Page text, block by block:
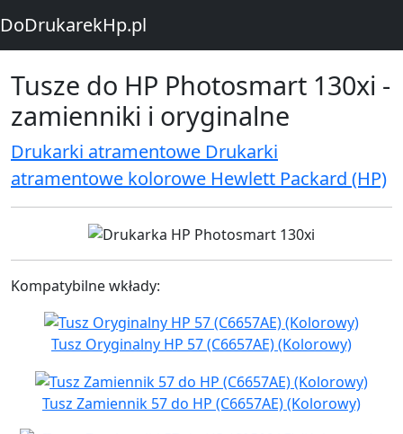
DoDrukarekHp.pl
Tusze do HP Photosmart 130xi -
zamienniki i oryginalne
Drukarki atramentowe Drukarki
atramentowe kolorowe Hewlett Packard (HP)
Kompatybilne wkłady:
Tusz Oryginalny HP 57 (C6657AE) (Kolorowy)
Tusz Zamiennik 57 do HP (C6657AE) (Kolorowy)